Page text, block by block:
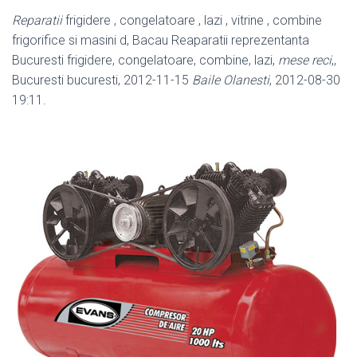
Reparatiifrigidere , congelatoare , lazi , vitrine , combine
frigorifice si masini d, Bacau Reaparatii reprezentanta
Bucuresti frigidere, congelatoare, combine, lazi, mese reci,,
Bucuresti bucuresti, 2012-11-15 Baile Olanesti, 2012-08-30
19:11.